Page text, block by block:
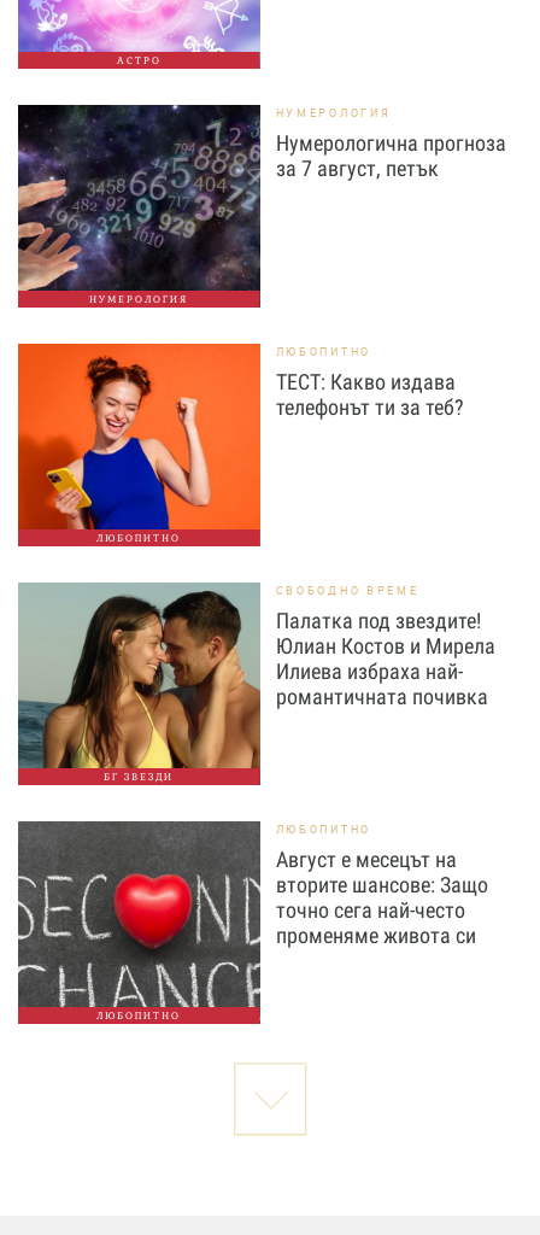
АСТРО
НУМЕРОЛОГИЯ
НУМЕРОЛОГИЯ
Нумерологична прогноза
за 7 август, петък
ЛЮБОПИТНО
ЛЮБОПИТНО
ТЕСТ: Какво издава
телефонът ти за теб?
БГ ЗВЕЗДИ
СВОБОДНО ВРЕМЕ
Палатка под звездите!
Юлиан Костов и Мирела
Илиева избраха най-
романтичната почивка
ЛЮБОПИТНО
ЛЮБОПИТНО
Август е месецът на
вторите шансове: Защо
точно сега най-често
променяме живота си